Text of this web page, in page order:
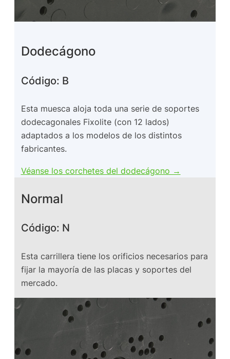
Dodecágono
Código: B
Esta muesca aloja toda una serie de soportes
dodecagonales Fixolite (con 12 lados)
adaptados a los modelos de los distintos
fabricantes.
Véanse los corchetes del dodecágono →
Normal
Código: N
Esta carrillera tiene los orificios necesarios para
fijar la mayoría de las placas y soportes del
mercado.